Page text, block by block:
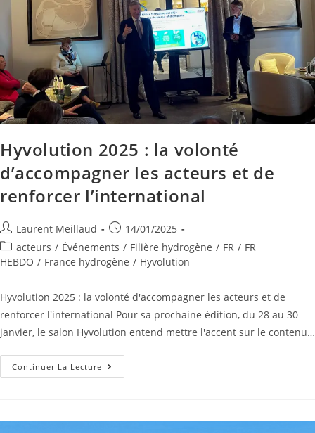
Hyvolution 2025 : la volonté
d’accompagner les acteurs et de
renforcer l’international
Laurent Meillaud
14/01/2025
acteurs / Événements / Filière hydrogène / FR / FR
HEBDO / France hydrogène / Hyvolution
Hyvolution 2025 : la volonté d'accompagner les acteurs et de
renforcer l'international Pour sa prochaine édition, du 28 au 30
janvier, le salon Hyvolution entend mettre l'accent sur le contenu…
Continuer La Lecture